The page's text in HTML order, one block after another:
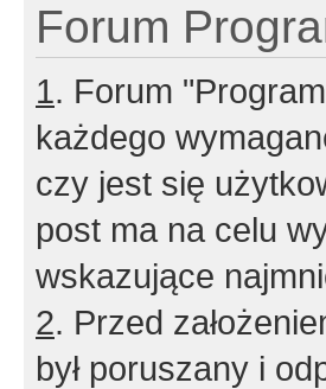
Forum
1. Forum
każdego
czy jest się
post ma na celu
wskazujące
2. Przed
był poruszany i